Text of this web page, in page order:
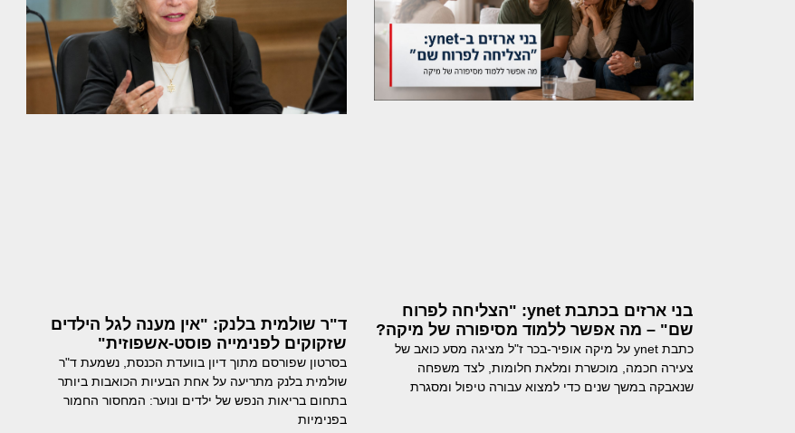
בני ארזים בכתבת ynet: "הצליחה לפרוח
שם" – מה אפשר ללמוד מסיפורה של מיקה?
כתבת ynet על מיקה אופיר-בכר ז"ל מציגה מסע כואב של
צעירה חכמה, מוכשרת ומלאת חלומות, לצד משפחה
שנאבקה במשך שנים כדי למצוא עבורה טיפול ומסגרת
ד"ר שולמית בלנק: "אין מענה לגל הילדים
שזקוקים לפנימייה פוסט-אשפוזית"
בסרטון שפורסם מתוך דיון בוועדת הכנסת, נשמעת ד"ר
שולמית בלנק מתריעה על אחת הבעיות הכואבות ביותר
בתחום בריאות הנפש של ילדים ונוער: המחסור החמור
בפנימיות